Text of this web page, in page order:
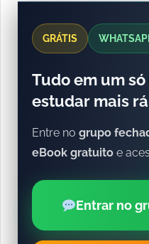
GRÁTIS
Tudo em um
estudar mais
Entre no grupo
eBook gratuito e
Entrar no